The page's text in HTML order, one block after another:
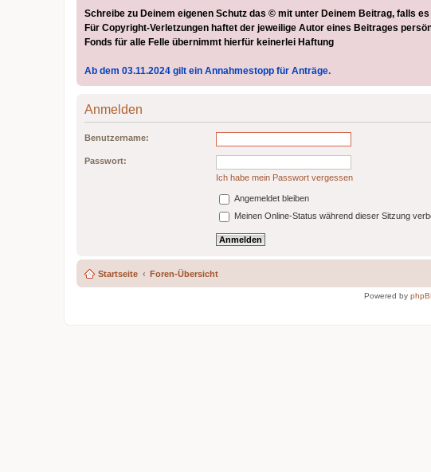
Schreibe zu Deinem eigenen Schutz das © mit unter Deinem Beitrag, falls
Für Copyright-Verletzungen haftet der jeweilige Autor eines Beitrages
Fonds für alle Felle übernimmt hierfür keinerlei Haftung
Ab dem 03.11.2024 gilt ein Annahmestopp für Anträge.
Anmelden
Benutzername:
Passwort:
Ich habe mein Passwort vergessen
Angemeldet bleiben
Meinen Online-Status während dieser Sitzung
Startseite Foren-Übersicht
Powered by